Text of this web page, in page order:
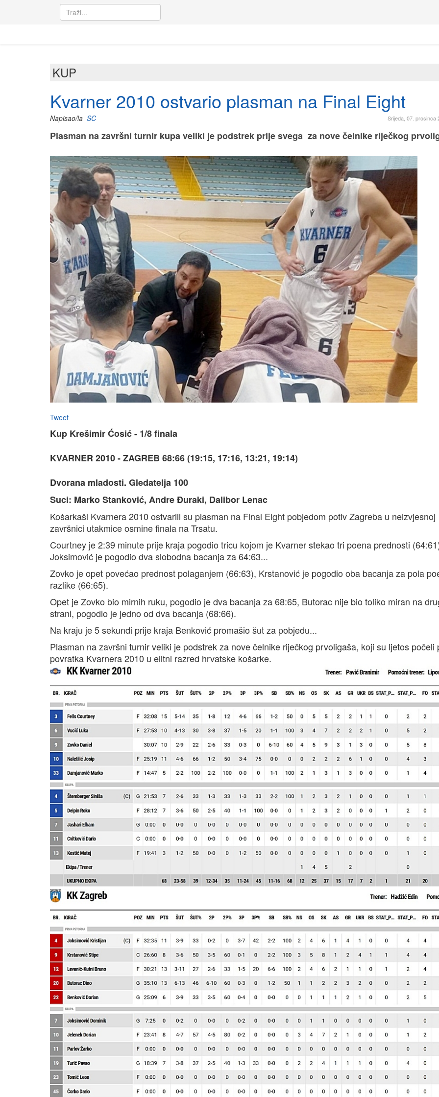
KUP
Kvarner 2010 ostvario plasman na Final Eight
Srijeda, 07. prosinca
Napisao/la SC
Plasman na završni turnir kupa veliki je podstrek prije svega za nove čelnike riječkog
Tweet
Kup Krešimir Ćosić - 1/8 finala
KVARNER 2010 - ZAGREB 68:66 (19:15, 17:16, 13:21, 19:14)
Dvorana mladosti. Gledatelja 100
Suci: Marko Stanković, Andre Đuraki, Dalibor Lenac
Košarkaši Kvarnera 2010 ostvarili su plasman na Final Eight pobjedom potiv Zagreba u neizvjesnoj
završnici utakmice osmine finala na Trsatu.
Courtney je 2:39 minute prije kraja pogodio tricu kojom je Kvarner stekao tri poena prednosti
Joksimović je pogodio dva slobodna bacanja za 64:63...
Zovko je opet povećao prednost polaganjem (66:63), Krstanović je pogodio oba bacanja za pola
razlike (66:65).
Opet je Zovko bio mirnih ruku, pogodio je dva bacanja za 68:65, Butorac nije bio toliko miran na
strani, pogodio je jedno od dva bacanja (68:66).
Na kraju je 5 sekundi prije kraja Benković promašio šut za pobjedu...
Plasman na završni turnir veliki je podstrek za nove čelnike riječkog prvoligaša, koji su ljetos počeli
povratka Kvarnera 2010 u elitni razred hrvatske košarke.